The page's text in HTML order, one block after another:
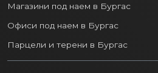
Магазини под наем в Бургас
Офиси под наем в Бургас
Парцели и терени в Бургас